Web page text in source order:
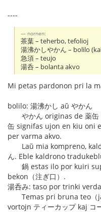
----
nornen:
茶葉 – teherbo, tefolioj
湯沸かしやかん – bolilo
急須 – teujo
湯呑 – bolanta akvo
Mi petas pardonon pri la
bolilo: 湯沸かし aŭ やかん
やかん originas de 薬缶
缶 signifas ujon en kiu oni
per varma akvo.
Laŭ mia kompreno,
ん. Eble kaldrono
鍋 estas ilo por kuiri
bekon（注ぎ口）.
湯呑み: taso por trinki
Temas pri bruna teo（
vortojn ティーカップ kaj コ